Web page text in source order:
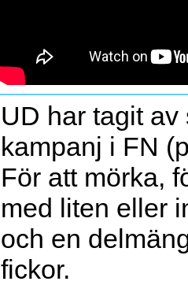
UD har tagit
kampanj i FN
För att mörka,
med liten eller
och en
fickor.